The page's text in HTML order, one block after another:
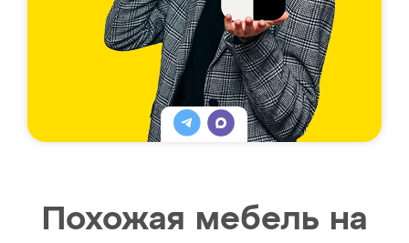
Похожая мебель на